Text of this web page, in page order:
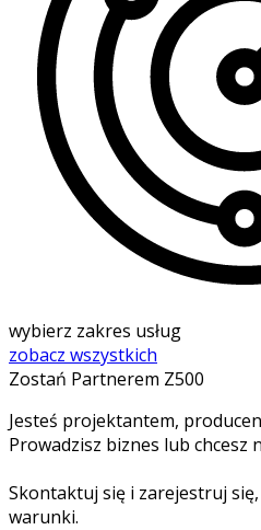
wybierz zakres usług
zobacz wszystkich
Zostań Partnerem Z500
Jesteś projektantem,
Prowadzisz biznes lub chcesz
Skontaktuj się i zarejestruj
warunki.